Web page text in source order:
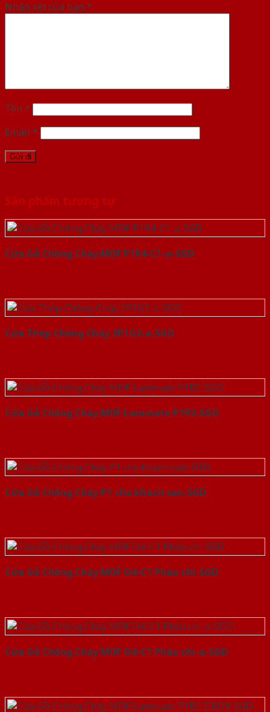
Nhận xét của bạn *
Tên *
Email *
Sản phẩm tương tự
Cửa Gỗ Chống Cháy MDF P1R4-C1-a-SGD
Cửa Thép Chống Cháy 2P1G2-a-SGD
Cửa Gỗ Chống Cháy MDF Laminate P1R2-SGD
Cửa Gỗ Chống Cháy P1 cho khach san-SGD
Cửa Gỗ Chống Cháy MDF O4-C1 Phào chi-SGD
Cửa Gỗ Chống Cháy MDF O4-C1 Phào chi-a-SGD